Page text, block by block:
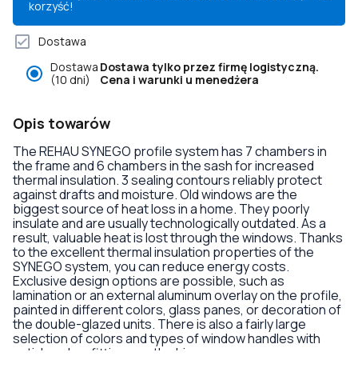
korzyść!
Dostawa
Dostawa
(10 dni)
Dostawa tylko przez firmę logistyczną.
Cena i warunki u menedżera
Opis towarów
The REHAU SYNEGO profile system has 7 chambers in
the frame and 6 chambers in the sash for increased
thermal insulation. 3 sealing contours reliably protect
against drafts and moisture. Old windows are the
biggest source of heat loss in a home. They poorly
insulate and are usually technologically outdated. As a
result, valuable heat is lost through the windows. Thanks
to the excellent thermal insulation properties of the
SYNEGO system, you can reduce energy costs.
Exclusive design options are possible, such as
lamination or an external aluminum overlay on the profile,
painted in different colors, glass panes, or decoration of
the double-glazed units. There is also a fairly large
selection of colors and types of window handles with
anti-burglary fittings on the hinges.